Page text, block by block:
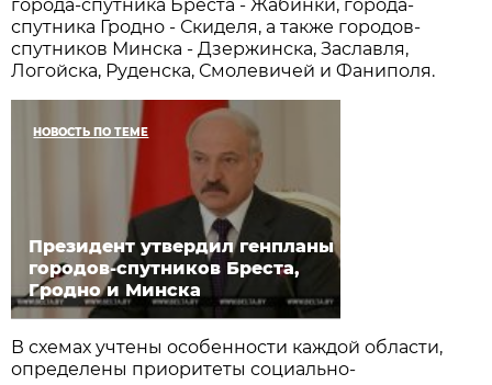
города-спутника Бреста - Жабинки, города-
спутника Гродно - Скиделя, а также городов-
спутников Минска - Дзержинска, Заславля,
Логойска, Руденска, Смолевичей и Фаниполя.
НОВОСТЬ ПО ТЕМЕ
Президент утвердил генпланы
городов-спутников Бреста,
Гродно и Минска
В схемах учтены особенности каждой области,
определены приоритеты социально-